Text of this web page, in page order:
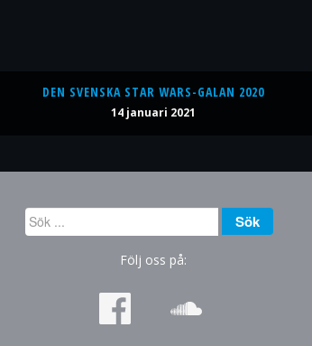
DEN SVENSKA STAR WARS-GALAN 2020
14 januari 2021
Sök
...
Sök
Följ oss på: